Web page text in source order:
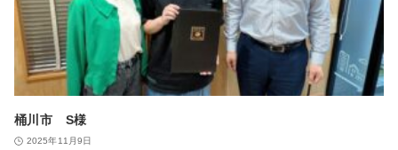
桶川市 S様
2025年11月9日